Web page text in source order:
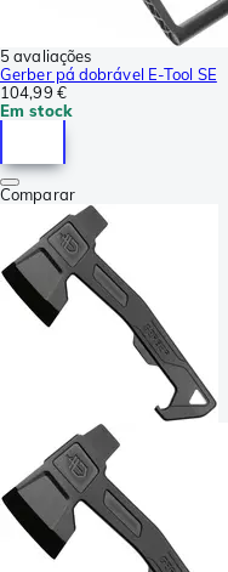
5 avaliações
Gerber pá dobrável E-Tool SE
104,99 €
Em stock
Comparar